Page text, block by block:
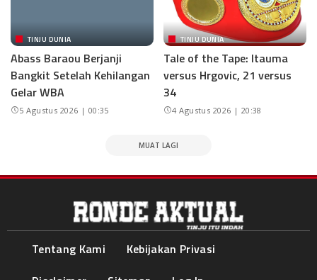
TINJU DUNIA
Abass Baraou Berjanji
Bangkit Setelah Kehilangan
Gelar WBA
5 Agustus 2026 | 00:35
TINJU DUNIA
Tale of the Tape: Itauma
versus Hrgovic, 21 versus
34
4 Agustus 2026 | 20:38
MUAT LAGI
Tentang Kami
Kebijakan Privasi